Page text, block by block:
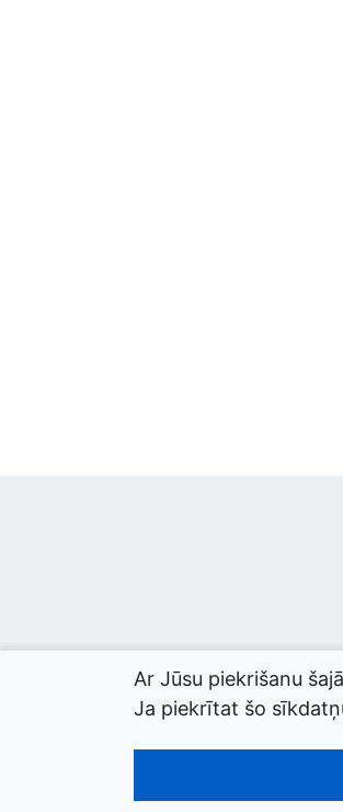
© 2026 termini.gov.lv.
Ar Jūsu piekrišanu
Ja piekrītat šo